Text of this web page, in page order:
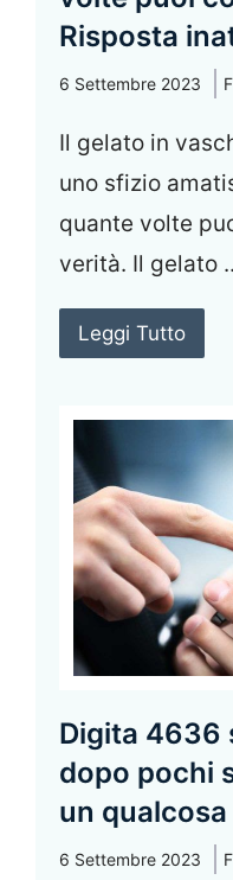
Risposta
6 Settembre 2023
Il gelato in
uno sfizio
quante volte
verità. Il gelato
Leggi Tutto
Digita 4636
dopo pochi
un
6 Settembre 2023